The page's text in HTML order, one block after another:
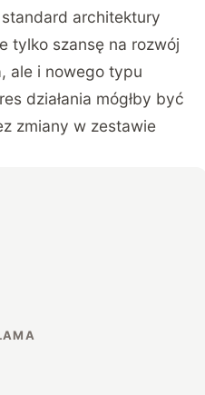
architektury
tylko szansę na rozwój
ale i nowego typu
działania mógłby być
zmiany w zestawie